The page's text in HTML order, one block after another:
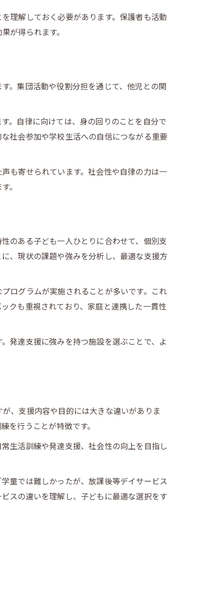
理解しておく必要があります。保護者も活動
が得られます。
。集団活動や役割分担を通じて、他児との関
。自律に向けては、身の回りのことを自分で
社会参加や学校生活への自信につながる重要
も寄せられています。社会性や自律の力は一
。
のある子ども一人ひとりに合わせて、個別支
、現状の課題や強みを分析し、最適な支援方
ログラムが実施されることが多いです。これ
クも重視されており、家庭と連携した一貫性
発達支援に強みを持つ施設を選ぶことで、よ
、支援内容や目的には大きな違いがありま
を行うことが特徴です。
生活訓練や発達支援、社会性の向上を目指し
童では難しかったが、放課後等デイサービス
スの違いを理解し、子どもに最適な選択をす